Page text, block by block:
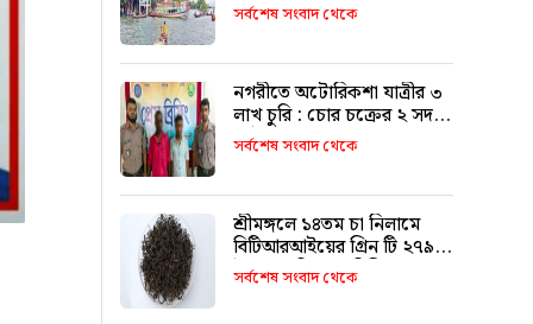
সর্বশেষ সংবাদ থেকে
নগরীতে অটোরিকশা যাত্রীর ৩
লাখ চুরি : চোর চক্রের ২ সদস্য
আটক
সর্বশেষ সংবাদ থেকে
শ্রীমঙ্গলে ১৪তম চা নিলামে
বিটিআরআইয়ের গ্রিন টি ২৭৯০
টাকা কেজি দরে বিক্রি
সর্বশেষ সংবাদ থেকে